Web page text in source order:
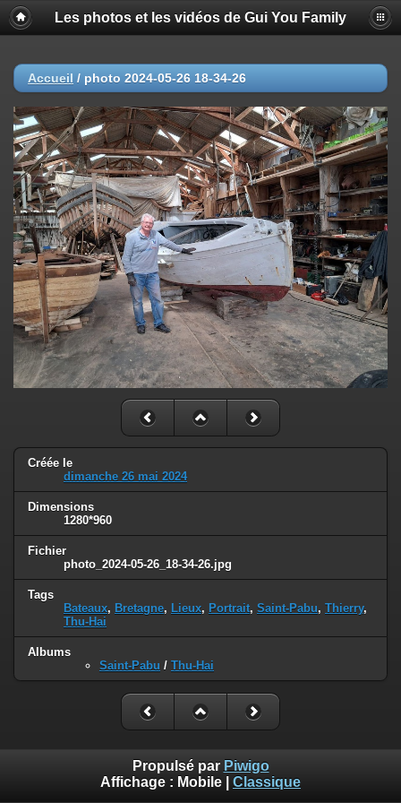
Les photos et les vidéos de Gui You Family
Accueil / photo 2024-05-26 18-34-26
Créée le
dimanche 26 mai 2024
Dimensions
1280*960
Fichier
photo_2024-05-26_18-34-26.jpg
Tags
Bateaux, Bretagne, Lieux, Portrait, Saint-Pabu, Thierry,
Thu-Hai
Albums
Saint-Pabu / Thu-Hai
Propulsé par Piwigo
Affichage : Mobile Classique